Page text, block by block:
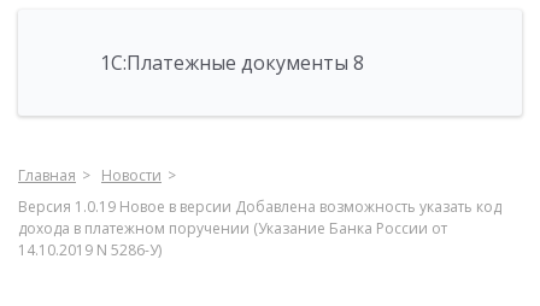
1С:Платежные документы 8
Главная
Новости
Версия 1.0.19 Новое в версии Добавлена возможность указать код
дохода в платежном поручении (Указание Банка России от
14.10.2019 N 5286-У)